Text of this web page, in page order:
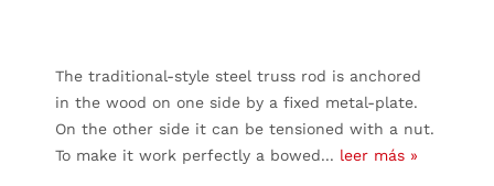
The traditional-style steel truss rod is anchored
in the wood on one side by a fixed metal-plate.
On the other side it can be tensioned with a nut.
To make it work perfectly a bowed... leer más »